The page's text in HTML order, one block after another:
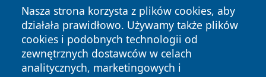
Nasza strona korzysta z plików cookies, aby
działała prawidłowo. Używamy także plików
cookies i podobnych technologii od
zewnętrznych dostawców w celach
analitycznych, marketingowych i
Copyright © 2026 czestochowanews.pl Wszystkie prawa
zastrzeżone.